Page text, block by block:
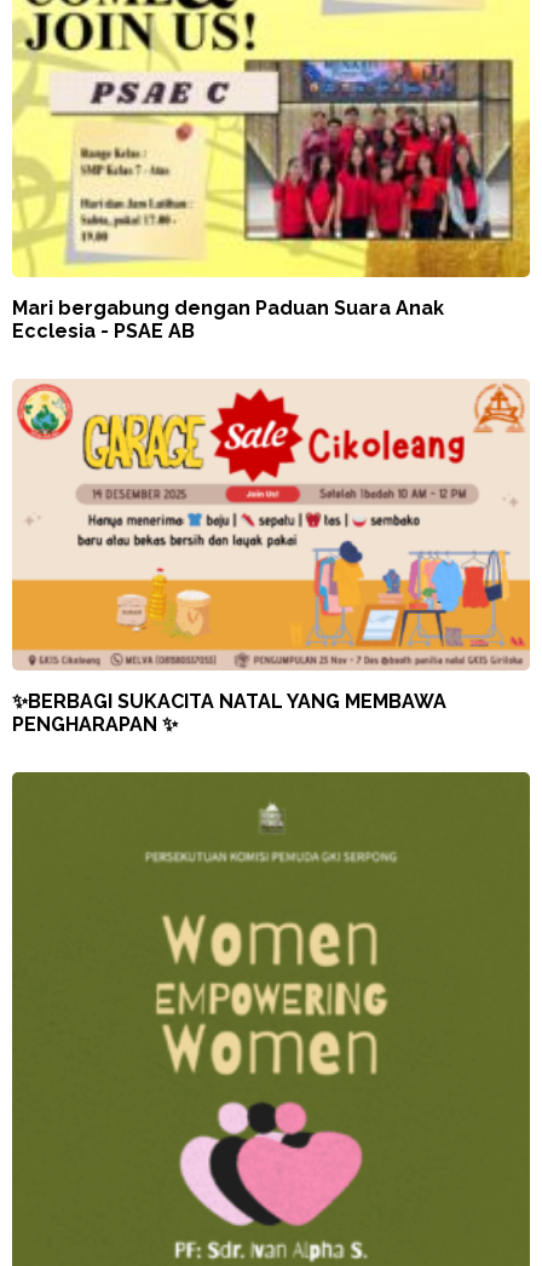
Mari bergabung dengan Paduan Suara Anak
Ecclesia - PSAE AB
✨BERBAGI SUKACITA NATAL YANG MEMBAWA
PENGHARAPAN ✨